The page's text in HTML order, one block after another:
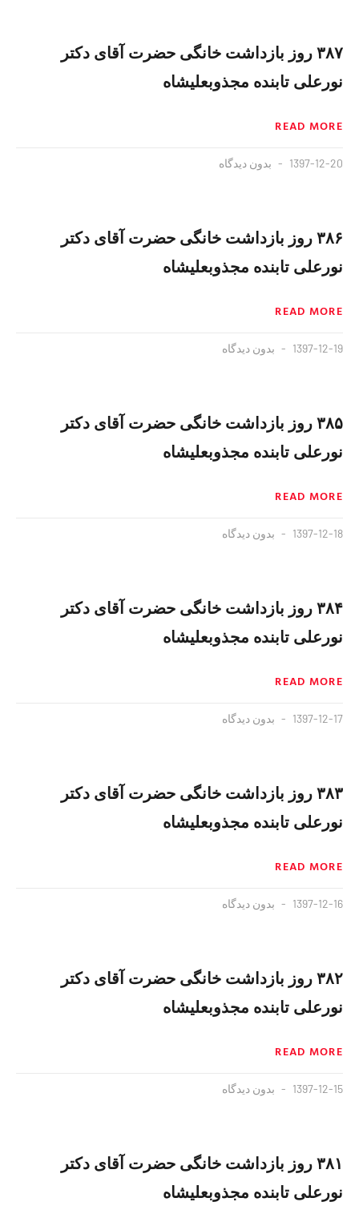
۳۸۷ روز بازداشت خانگی حضرت آقای دکتر
نورعلی تابنده مجذوبعلیشاه
READ MORE
1397-12-20 بدون دیدگاه
۳۸۶ روز بازداشت خانگی حضرت آقای دکتر
نورعلی تابنده مجذوبعلیشاه
READ MORE
1397-12-19 بدون دیدگاه
۳۸۵ روز بازداشت خانگی حضرت آقای دکتر
نورعلی تابنده مجذوبعلیشاه
READ MORE
1397-12-18 بدون دیدگاه
۳۸۴ روز بازداشت خانگی حضرت آقای دکتر
نورعلی تابنده مجذوبعلیشاه
READ MORE
1397-12-17 بدون دیدگاه
۳۸۳ روز بازداشت خانگی حضرت آقای دکتر
نورعلی تابنده مجذوبعلیشاه
READ MORE
1397-12-16 بدون دیدگاه
۳۸۲ روز بازداشت خانگی حضرت آقای دکتر
نورعلی تابنده مجذوبعلیشاه
READ MORE
1397-12-15 بدون دیدگاه
۳۸۱ روز بازداشت خانگی حضرت آقای دکتر
نورعلی تابنده مجذوبعلیشاه